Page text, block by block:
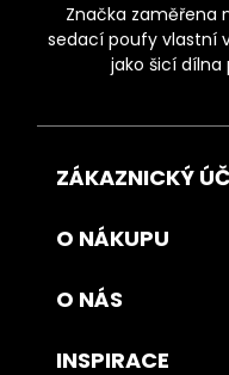
Značka zaměřena
sedací poufy vlastní
jako šicí dílna
ZÁKAZNICKÝ
O NÁKUPU
O NÁS
INSPIRACE